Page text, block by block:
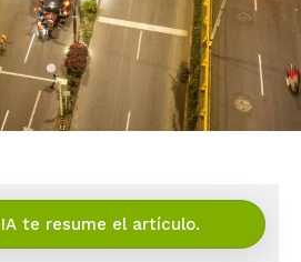
te resume el artículo.